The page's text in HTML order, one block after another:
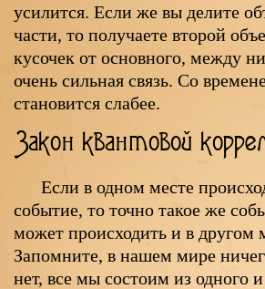
усилится. Если же вы делите
части, то получаете второй
кусочек от основного, между
очень сильная связь. Со
становится слабее.
Закон квантовой
Если в одном месте
событие, то точно такое же
может происходить и в другом
Запомните, в нашем мире
нет, все мы состоим из одного